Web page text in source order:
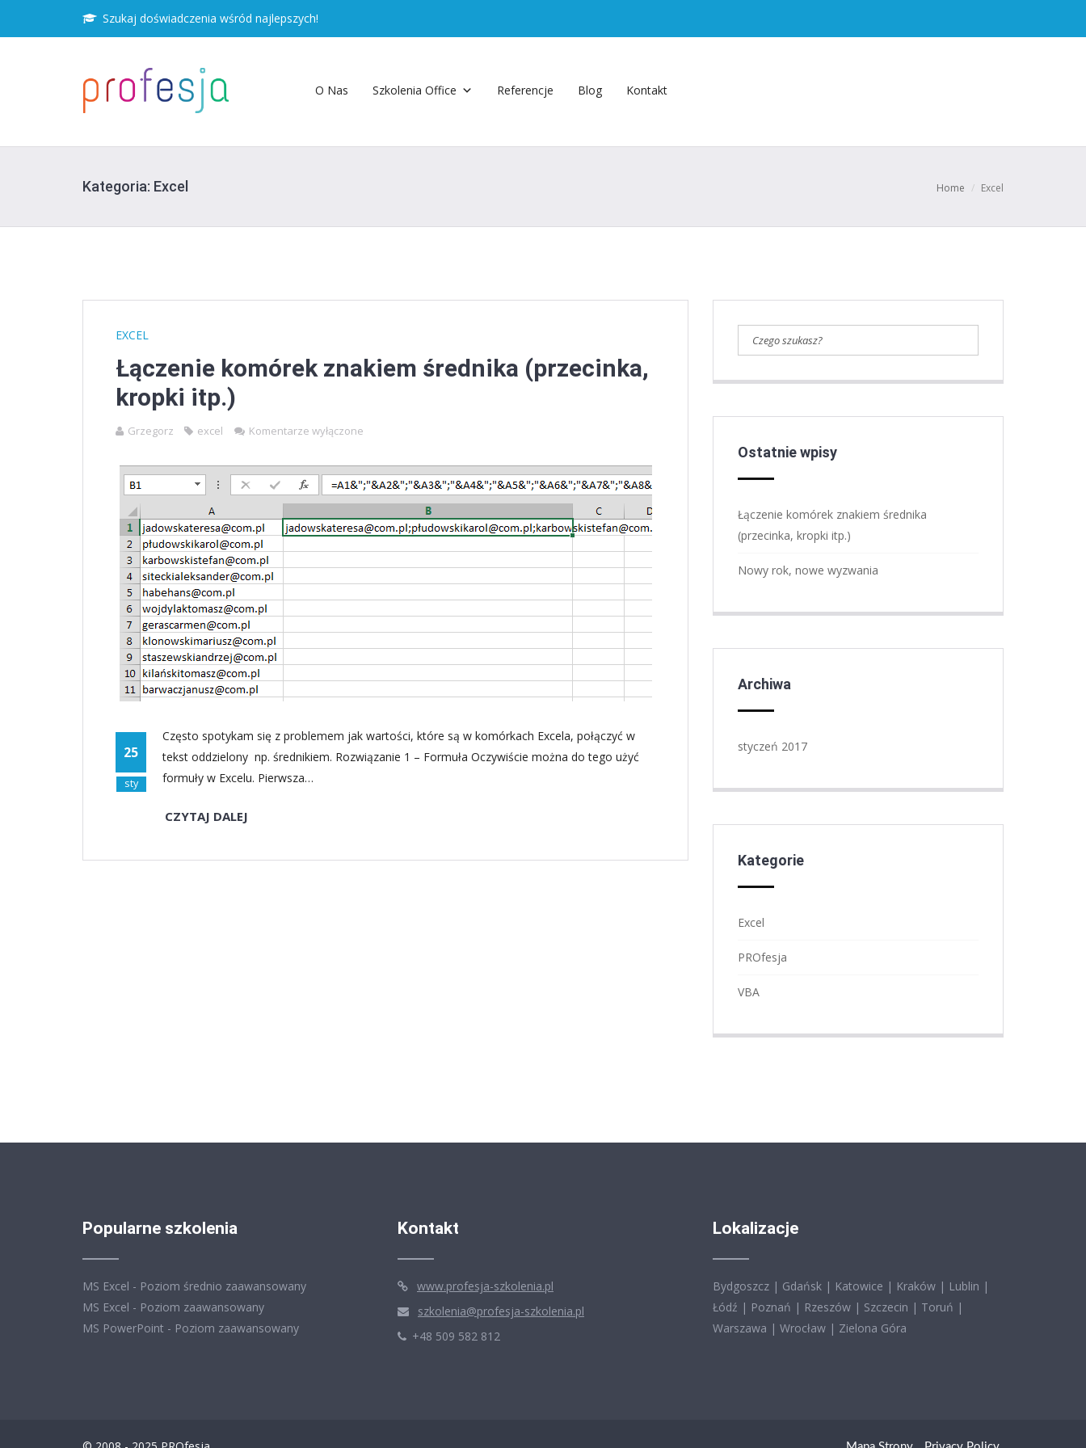
Szukaj doświadczenia wśród najlepszych!
O Nas Szkolenia Office Referencje Blog Kontakt
Kategoria: Excel Home / Excel
EXCEL
Łączenie komórek znakiem średnika (przecinka,
kropki itp.)
Grzegorz excel Komentarze wyłączone
25
sty
Często spotykam się z problemem jak wartości, które są w komórkach Excela, połączyć w
tekst oddzielony np. średnikiem. Rozwiązanie 1 – Formuła Oczywiście można do tego użyć
formuły w Excelu. Pierwsza…
CZYTAJ DALEJ
Ostatnie wpisy
Łączenie komórek znakiem średnika
(przecinka, kropki itp.)
Nowy rok, nowe wyzwania
Archiwa
styczeń 2017
Kategorie
Excel
PROfesja
VBA
Popularne szkolenia
MS Excel - Poziom średnio zaawansowany
MS Excel - Poziom zaawansowany
MS PowerPoint - Poziom zaawansowany
Kontakt
www.profesja-szkolenia.pl
szkolenia@profesja-szkolenia.pl
+48 509 582 812
Lokalizacje
Bydgoszcz | Gdańsk | Katowice | Kraków | Lublin |
Łódź | Poznań | Rzeszów | Szczecin | Toruń |
Warszawa | Wrocław | Zielona Góra